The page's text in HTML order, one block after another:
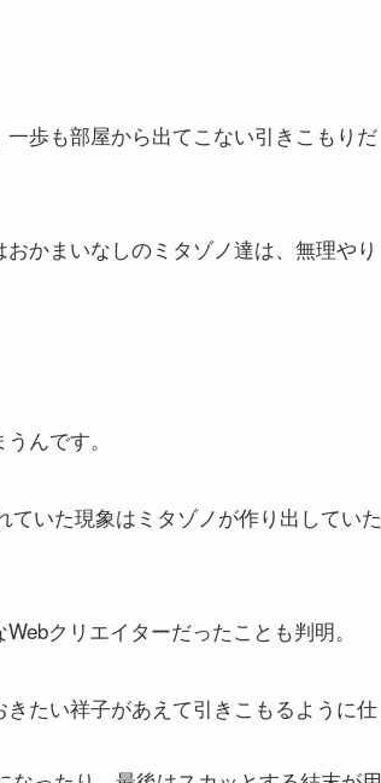
歩も部屋から出てこない引きこもりだ
かまいなしのミタゾノ達は、無理やり
んです。
いた現象はミタゾノが作り出していた
クリエイターだったことも判明。
たい祥子があえて引きこもるように仕